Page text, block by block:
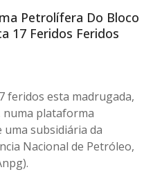
Petrolífera Do Bloco
17 Feridos Feridos
feridos esta madrugada,
numa plataforma
subsidiária da
Nacional de Petróleo,